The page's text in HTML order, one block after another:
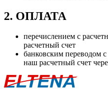
2. ОПЛАТА
перечислением с
расчетный счет
банковским переводом с
наш расчетный счет